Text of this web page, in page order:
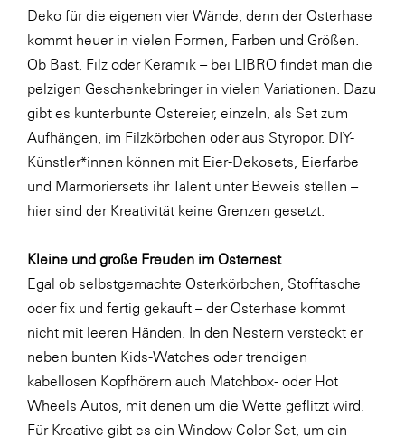
JELD-WEN DANA
kosaplaner
LAT Nitrogen
Libro
Lidl Österreich
Die Menü-Manufaktur
MTH Retail Group
OptimaMed
PAGRO
PHH Rechtsanwält:innen
Primark
Salesforce
sebamed
Deko für die eigenen vier Wände, denn der Osterhase
kommt heuer in vielen Formen, Farben und Größen.
Ob Bast, Filz oder Keramik – bei LIBRO findet man die
pelzigen Geschenkebringer in vielen Variationen. Dazu
gibt es kunterbunte Ostereier, einzeln, als Set zum
Aufhängen, im Filzkörbchen oder aus Styropor. DIY-
Künstler*innen können mit Eier-Dekosets, Eierfarbe
und Marmoriersets ihr Talent unter Beweis stellen –
hier sind der Kreativität keine Grenzen gesetzt.
Kleine und große Freuden im Osternest
Egal ob selbstgemachte Osterkörbchen, Stofftasche
oder fix und fertig gekauft – der Osterhase kommt
nicht mit leeren Händen. In den Nestern versteckt er
neben bunten Kids-Watches oder trendigen
kabellosen Kopfhörern auch Matchbox- oder Hot
Wheels Autos, mit denen um die Wette geflitzt wird.
Für Kreative gibt es ein Window Color Set, um ein